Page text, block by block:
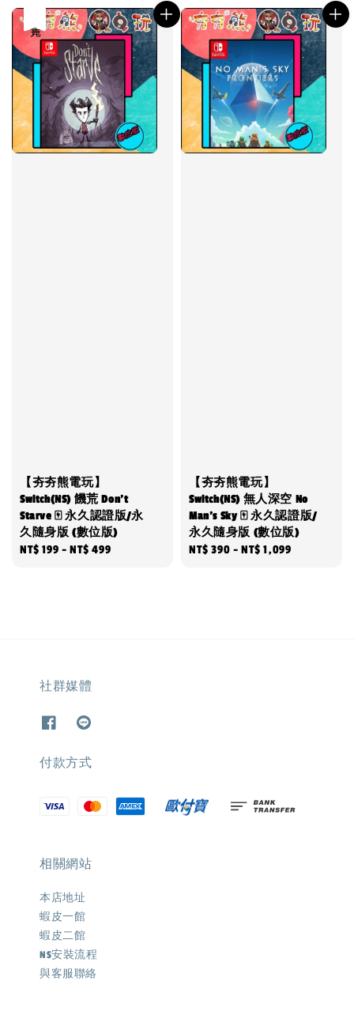
【夯夯熊電玩】
Switch(NS) 饑荒 Don't
Starve 🀄 永久認證版/永
久隨身版 (數位版)
Regular
NT$ 199 -NT$ 499
【夯夯熊電玩】
Switch(NS) 無人深空 No
Man's Sky 🀄 永久認證版/
永久隨身版 (數位版)
Regular
NT$ 390 -NT$ 1,099
社群媒體
付款方式
相關網站
本店地址
蝦皮一館
蝦皮二館
NS安裝流程
與客服聯絡